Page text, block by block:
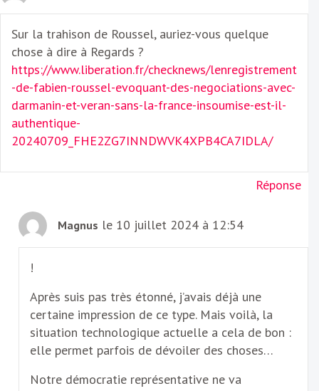
Sur la trahison de Roussel, auriez-vous quelque
chose à dire à Regards ?
https://www.liberation.fr/checknews/lenregistrement
-de-fabien-roussel-evoquant-des-negociations-avec-
darmanin-et-veran-sans-la-france-insoumise-est-il-
authentique-
20240709_FHE2ZG7INNDWVK4XPB4CA7IDLA/
Réponse
Magnus le 10 juillet 2024 à 12:54
!
Après suis pas très étonné, j’avais déjà une
certaine impression de ce type. Mais voilà, la
situation technologique actuelle a cela de bon :
elle permet parfois de dévoiler des choses…
Notre démocratie représentative ne va